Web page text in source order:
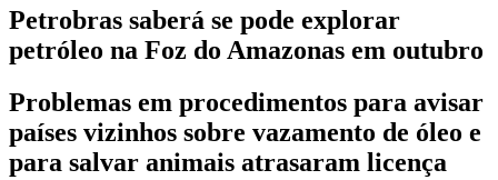
Petrobras saberá se pode explorar
petróleo na Foz do Amazonas em outubro
Problemas em procedimentos para avisar
países vizinhos sobre vazamento de óleo e
para salvar animais atrasaram licença